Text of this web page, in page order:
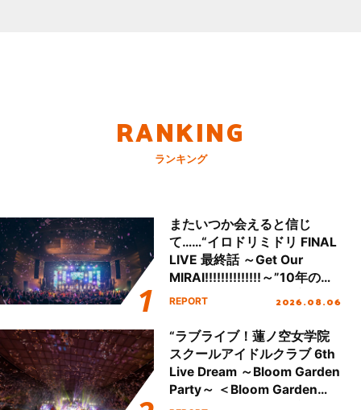
RANKING
ランキング
またいつか会えると信じ
て……“イロドリミドリ FINAL
LIVE 最終話 ～Get Our
MIRAI!!!!!!!!!!!!!!～”10年の活
動を経てファイナルを迎える
REPORT 2026.08.06
“ラブライブ！蓮ノ空女学院
スクールアイドルクラブ 6th
Live Dream ～Bloom Garden
Party～ ＜Bloom Garden
Party Stage／埼玉公演＞”